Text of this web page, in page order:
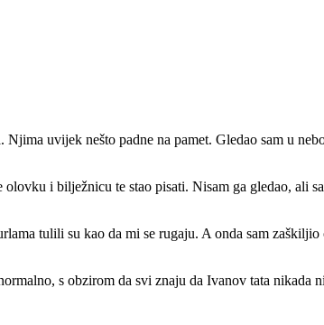
uvijek nešto padne na pamet. Gledao sam u
i bilježnicu te stao pisati. Nisam ga gledao, ali
tulili su kao da mi se rugaju. A onda sam
s obzirom da svi znaju da Ivanov tata